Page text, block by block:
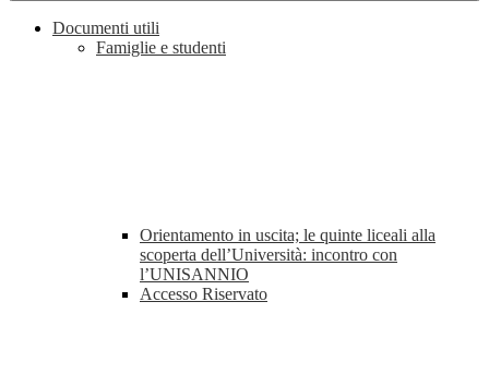
Documenti utili
Famiglie e studenti
Orientamento in uscita; le quinte liceali alla
scoperta dell’Università: incontro con
l’UNISANNIO
Accesso Riservato